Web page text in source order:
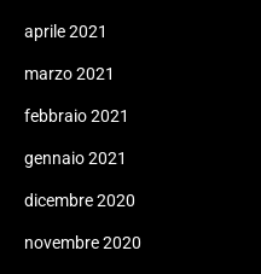
aprile 2021
marzo 2021
febbraio 2021
gennaio 2021
dicembre 2020
novembre 2020